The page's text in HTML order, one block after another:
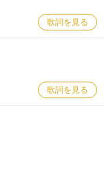
歌詞を見る
歌詞を見る